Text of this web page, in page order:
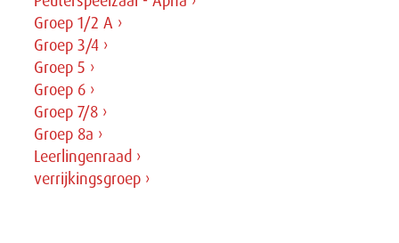
Groep 1/2 A ›
Groep 3/4 ›
Groep 5 ›
Groep 6 ›
Groep 7/8 ›
Groep 8a ›
Leerlingenraad ›
verrijkingsgroep ›